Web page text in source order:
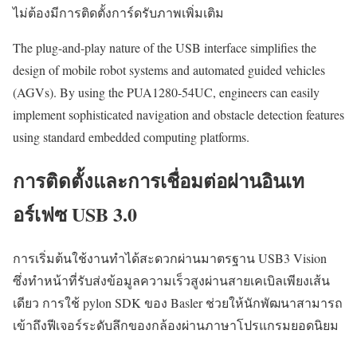
ไม่ต้องมีการติดตั้งการ์ดรับภาพเพิ่มเติม
The plug-and-play nature of the USB interface simplifies the
design of mobile robot systems and automated guided vehicles
(AGVs). By using the PUA1280-54UC, engineers can easily
implement sophisticated navigation and obstacle detection features
using standard embedded computing platforms.
การติดตั้งและการเชื่อมต่อผ่านอินเท
อร์เฟซ USB 3.0
การเริ่มต้นใช้งานทำได้สะดวกผ่านมาตรฐาน USB3 Vision
ซึ่งทำหน้าที่รับส่งข้อมูลความเร็วสูงผ่านสายเคเบิลเพียงเส้น
เดียว การใช้ pylon SDK ของ Basler ช่วยให้นักพัฒนาสามารถ
เข้าถึงฟีเจอร์ระดับลึกของกล้องผ่านภาษาโปรแกรมยอดนิยม